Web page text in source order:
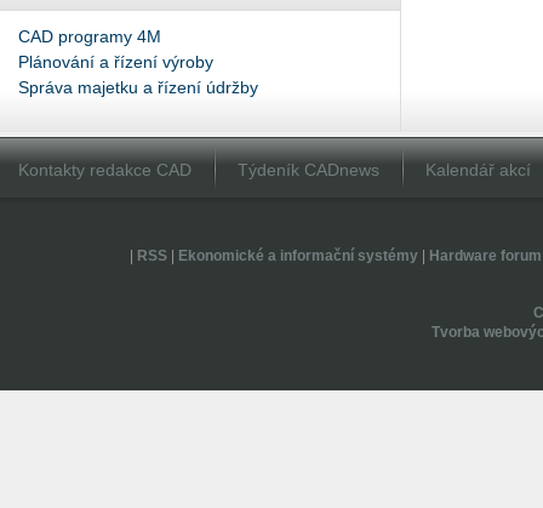
CAD programy 4M
Plánování a řízení výroby
Správa majetku a řízení údržby
Kontakty redakce CAD Týdeník CADnews Kalendář akcí
RSS| Ekonomické a informační systémy| Hardware forum
Tvorba